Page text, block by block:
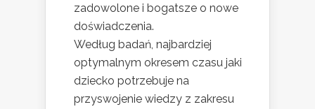
zadowolone i bogatsze o nowe
doświadczenia.
Według badań, najbardziej
optymalnym okresem czasu jaki
dziecko potrzebuje na
przyswojenie wiedzy z zakresu